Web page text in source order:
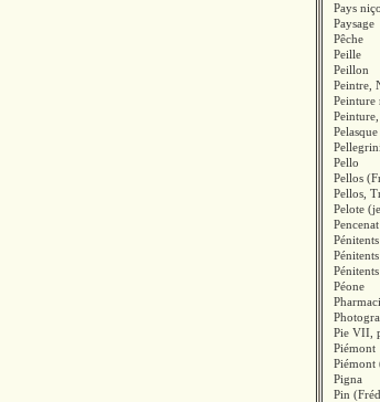
Pays
Paysage
Pêche
Peille
Peillon
Peintre,
Peinture
Pelasque
Pello
Pellos
Pellos,
Pelote
Pénitents
Péone
Pie VII,
Piémont
Piémont
Pigna
Pin